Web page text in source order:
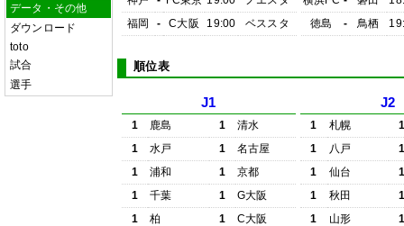
データ・その他
ダウンロード
toto
試合
選手
福岡
- C大阪 19:00 ベススタ
徳島
- 鳥栖
順位表
J1
1 鹿島 1
清水
1
水戸 1
名古屋
1
浦和 1
京都
1
千葉 1
G大阪
1
柏 1
C大阪
J2
1 札幌
1
八戸
1
仙台
1
秋田
1
山形